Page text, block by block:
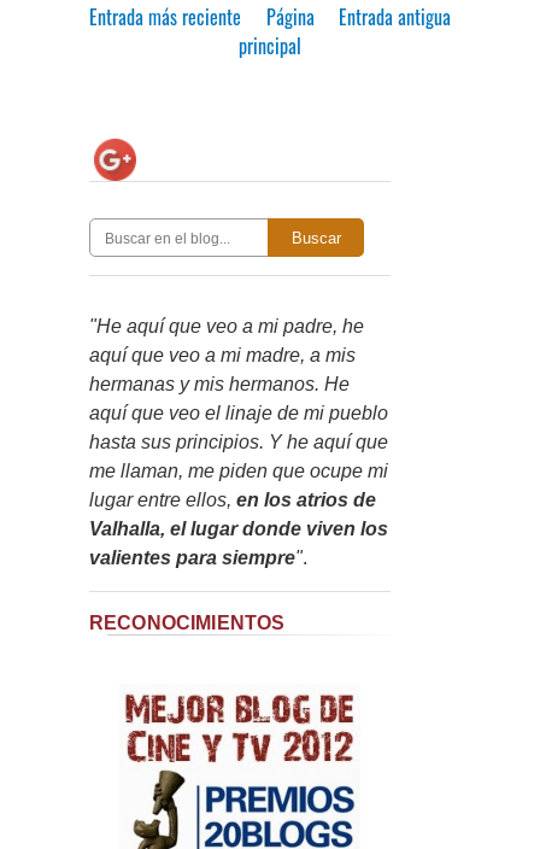
Entrada más reciente Entrada antigua
Página
principal
Buscar
"He aquí que veo a mi padre, he
aquí que veo a mi madre, a mis
hermanas y mis hermanos. He
aquí que veo el linaje de mi pueblo
hasta sus principios. Y he aquí que
me llaman, me piden que ocupe mi
lugar entre ellos, en los atrios de
Valhalla, el lugar donde viven los
valientes para siempre".
RECONOCIMIENTOS